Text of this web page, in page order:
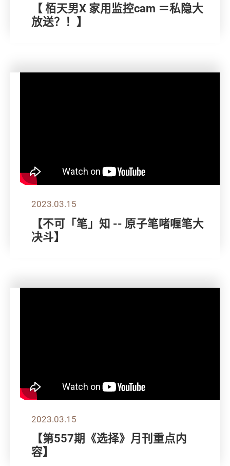
【 栢天男X 家用监控cam ＝私隐大
放送？！】
2023.03.15
【不可「笔」知 -- 原子笔啫喱笔大
决斗】
2023.03.15
【第557期《选择》月刊重点内
容】